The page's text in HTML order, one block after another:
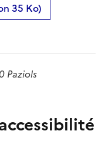
35 Ko)
Paziols